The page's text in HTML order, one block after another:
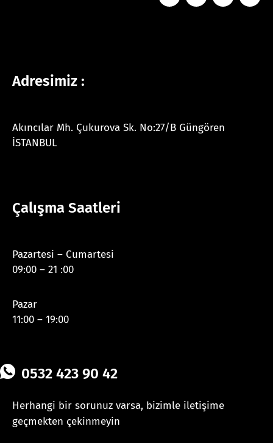
Adresimiz :
Akıncılar Mh. Çukurova Sk. No:27/B Güngören
İSTANBUL
Çalışma Saatleri
Pazartesi – Cumartesi
09:00 – 21 :00
Pazar
11:00 – 19:00
0532 423 90 42
Herhangi bir sorunuz varsa, bizimle iletişime
geçmekten çekinmeyin